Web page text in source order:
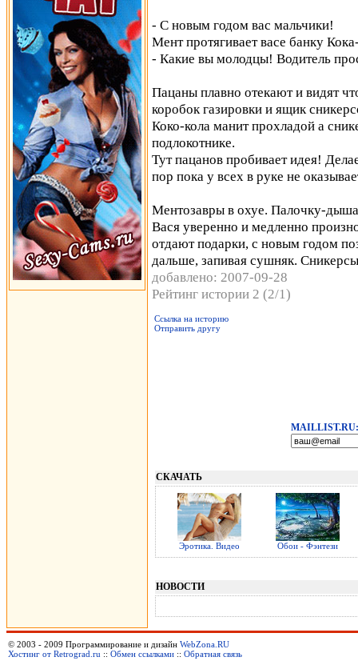
- С новым годом вас мальчики!
Мент протягивает васе банку
- Какие вы молодцы! Водитель
Пацаны плавно отекают и видят
коробок газировки и ящик
Коко-кола манит прохладой а
подлокотнике.
Тут пацанов пробивает идея!
пор пока у всех в руке не
Ментозавры в охуе. Палочку-
Вася уверенно и медленно
отдают подарки, с новым годом
дальше, запивая сушняк.
добавлено: 2007-09-28
Рейтинг истории 2 (2/1)
Ссылка на историю
Отправить другу
MAILLIST.RU:
СКАЧАТЬ
Эротика. Видео Обои - Фэнтези
НОВОСТИ
© 2003 - 2009 Программирование и дизайн WebZona.RU
Хостинг от Retrograd.ru :: Обмен ссылками :: Обратная связь